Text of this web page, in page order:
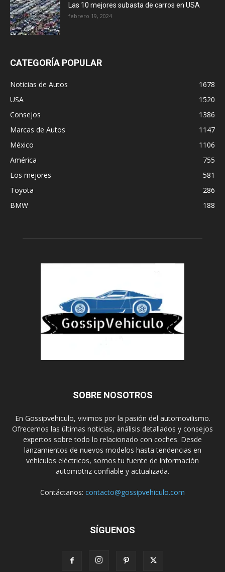
Las 10 mejores subasta de carros en USA
febrero 19, 2024
CATEGORÍA POPULAR
Noticias de Autos
1678
USA
1520
Consejos
1386
Marcas de Autos
1147
México
1106
América
755
Los mejores
581
Toyota
286
BMW
188
SOBRE NOSOTROS
En Gossipvehiculo, vivimos por la pasión del automovilismo.
Ofrecemos las últimas noticias, análisis detallados y consejos
expertos sobre todo lo relacionado con coches. Desde
lanzamientos de nuevos modelos hasta tendencias en
vehículos eléctricos, somos tu fuente de información
automotriz confiable y actualizada.
Contáctanos: contacto@gossipvehiculo.com
SÍGUENOS